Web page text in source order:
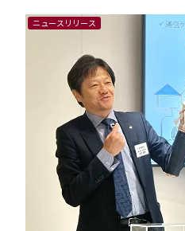
ニュースリリース